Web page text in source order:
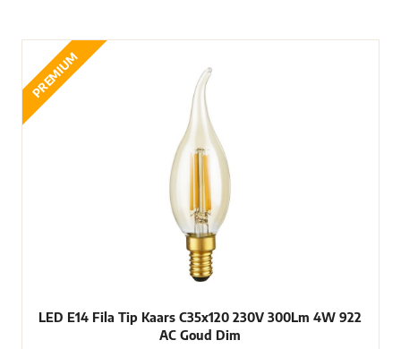
PREMIUM
LED E14 Fila Tip Kaars C35x120 230V 300Lm 4W 922
AC Goud Dim